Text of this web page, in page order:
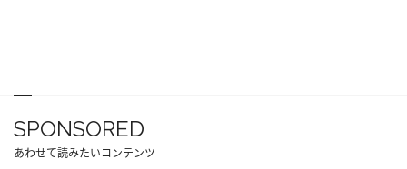
SPONSORED
あわせて読みたいコンテンツ